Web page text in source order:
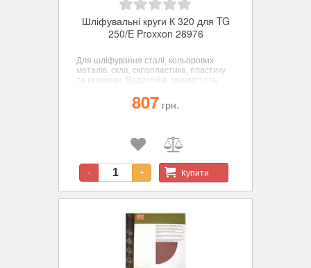
Шліфувальні круги К 320 для TG
250/E Proxxon 28976
Для шліфування сталі, кольорових
металів, скла, склопластика, пластику
та кераміки. Водостійкі, зернистість
807 грн.
- + Купити